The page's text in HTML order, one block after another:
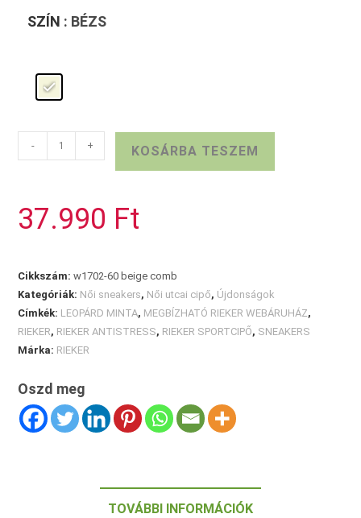
SZÍN : BÉZS
bézs
- + KOSÁRBA TESZEM
37.990 Ft
Cikkszám:w1702-60 beige comb
Kategóriák: Női sneakers, Női utcai cipő, Újdonságok
Címkék: LEOPÁRD MINTA, MEGBÍZHATÓ RIEKER WEBÁRUHÁZ,
RIEKER, RIEKER ANTISTRESS, RIEKER SPORTCIPŐ, SNEAKERS
Márka: RIEKER
Oszd meg
TOVÁBBI INFORMÁCIÓK